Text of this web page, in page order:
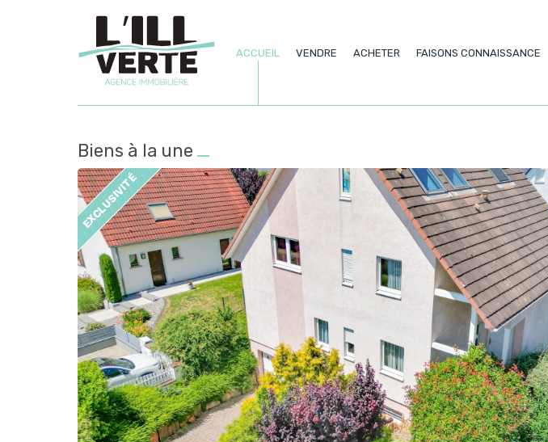
ACCUEIL VENDRE ACHETER FAISONS CONNAISSANCE
Biens à la une
EXCLUSIVITÉ